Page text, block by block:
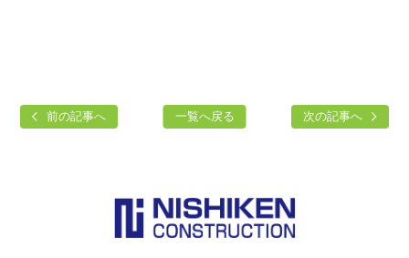
前の記事へ 一覧へ戻る 次の記事へ